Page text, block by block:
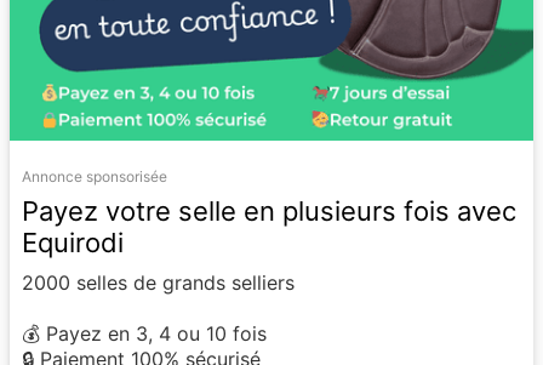
Annonce sponsorisée
Payez votre selle en plusieurs fois avec
Equirodi
2000 selles de grands selliers
💰 Payez en 3, 4 ou 10 fois
🔒 Paiement 100% sécurisé